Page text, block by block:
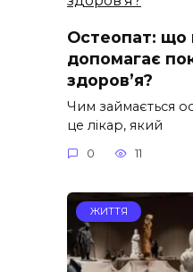
Остеопат: що
допомагає
здоров’я?
Чим займається
це лікар, який
0 11
ЖИТТЯ